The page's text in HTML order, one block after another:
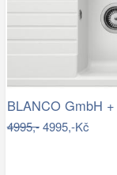
4995,-4995,-Kč